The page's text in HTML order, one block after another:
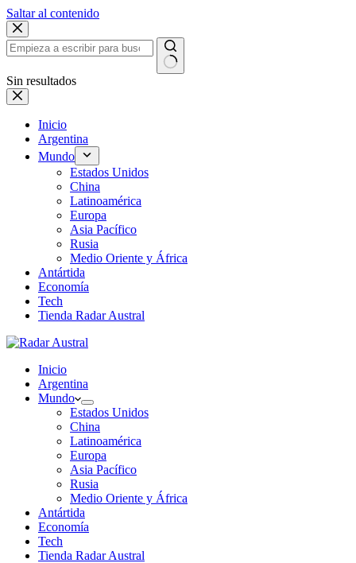
Saltar al contenido
Sin resultados
Inicio
Argentina
Mundo
Estados Unidos
China
Latinoamérica
Europa
Asia Pacífico
Rusia
Medio Oriente y África
Antártida
Economía
Tech
Tienda Radar Austral
Inicio
Argentina
Mundo
Estados Unidos
China
Latinoamérica
Europa
Asia Pacífico
Rusia
Medio Oriente y África
Antártida
Economía
Tech
Tienda Radar Austral